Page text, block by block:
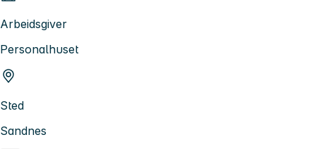
Arbeidsgiver
Personalhuset
Sted
Sandnes